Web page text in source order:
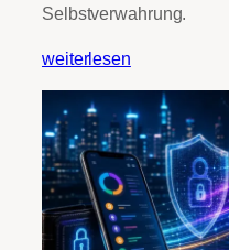
Selbstverwahrung.
weiterlesen